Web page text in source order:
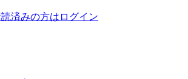
読済みの方はログイン